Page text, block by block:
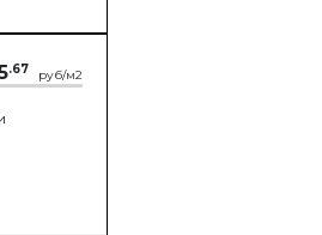
.67 руб/м2